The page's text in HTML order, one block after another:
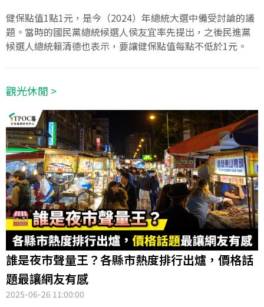
健保點值1點1元，是今（2024）年總統大選中備受討論的議
題。當時的國民黨總統候選人侯友宜率先提出，之後民進黨
候選人總統賴清德也表示，要讓健保點值每點不低於1元。
觀光休閒 >
誰是夜市聲量王？各縣市熱度排行出爐，價格話
題最讓網友有感
2025-06-26 11:00:00